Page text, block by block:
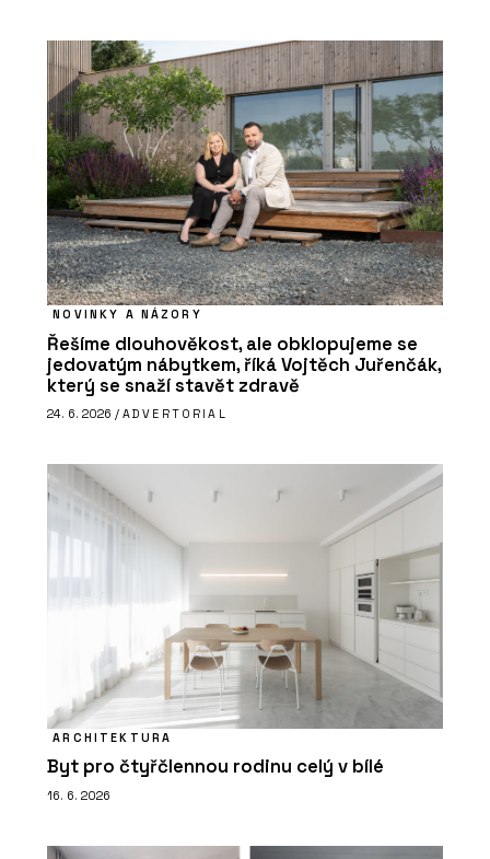
NOVINKY A NÁZORY
Řešíme dlouhověkost, ale obklopujeme se
jedovatým nábytkem, říká Vojtěch Juřenčák,
který se snaží stavět zdravě
24. 6. 2026 / ADVERTORIAL
ARCHITEKTURA
Byt pro čtyřčlennou rodinu celý v bílé
16. 6. 2026